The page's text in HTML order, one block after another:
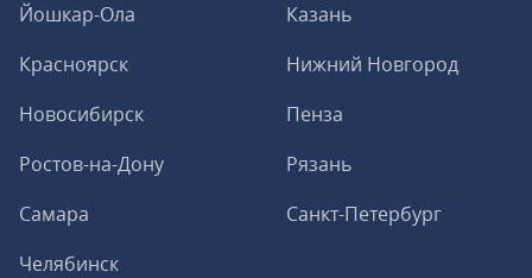
Йошкар-Ола
Казань
Красноярск
Нижний Новгород
Новосибирск
Пенза
Ростов-на-Дону
Рязань
Самара
Санкт-Петербург
Челябинск